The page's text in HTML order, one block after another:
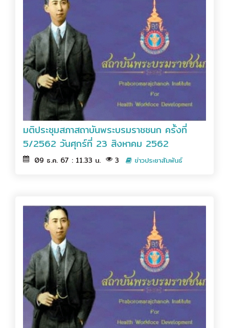
มติประชุมสภาสถาบันพระบรมราชชนก ครั้งที่
5/2562 วันศุกร์ที่ 23 สิงหาคม 2562
09 ธ.ค. 67 : 11.33 น. 3 ข่าวประชาสัมพันธ์